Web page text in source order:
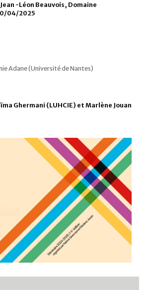
-Léon Beauvois, Domaine
04/2025
Adane (Université de Nantes)
Ghermani (LUHCIE) et Marlène Jouan